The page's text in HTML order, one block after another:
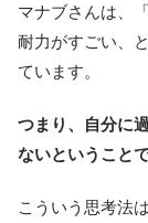
マナブさんは、
耐力がすごい、
ています。
つまり、自分に
ないということで
こういう思考法